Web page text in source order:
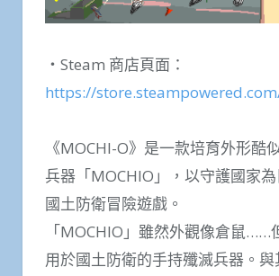
・Steam 商店頁面：
https://
《MOCHI-O》是一款培育外形酷
兵器「MOCHIO」，以守護國家
國土防衛冒險遊戲。
「MOCHIO」雖然外觀像倉鼠……
用於國土防衛的手持殲滅兵器。